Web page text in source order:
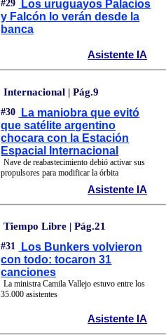
#29
Los uruguayos Palacios
y Falcón lo verán desde la
banca
Asistente IA
Internacional | Pág.9
#30
La maniobra que evitó
que satélite argentino
chocara con la Estación
Espacial Internacional
Nave de reabastecimiento debió activar sus
propulsores para modificar la órbita
Asistente IA
Tiempo Libre | Pág.21
#31
Los Bunkers volvieron
con todo: tocaron 31
canciones
La ministra Camila Vallejo estuvo entre los
35.000 asistentes
Asistente IA